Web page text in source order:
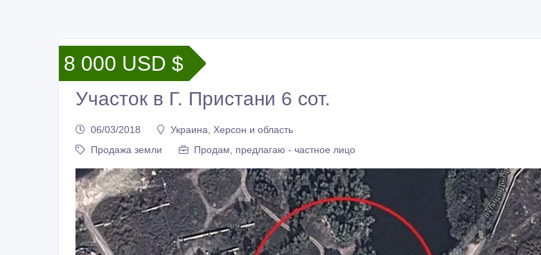
8 000 USD $
Участок в Г. Пристани 6 сот.
06/03/2018
Украина, Херсон и область
Продажа земли
Продам, предлагаю - частное лицо